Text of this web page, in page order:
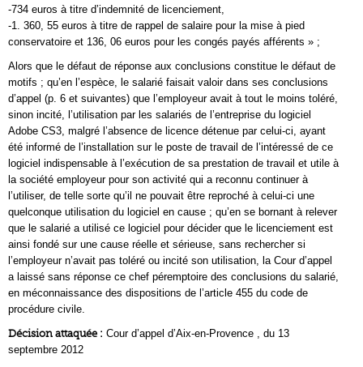
-734 euros à titre d’indemnité de licenciement,
-1. 360, 55 euros à titre de rappel de salaire pour la mise à pied
conservatoire et 136, 06 euros pour les congés payés afférents » ;
Alors que le défaut de réponse aux conclusions constitue le défaut de
motifs ; qu’en l’espèce, le salarié faisait valoir dans ses conclusions
d’appel (p. 6 et suivantes) que l’employeur avait à tout le moins toléré,
sinon incité, l’utilisation par les salariés de l’entreprise du logiciel
Adobe CS3, malgré l’absence de licence détenue par celui-ci, ayant
été informé de l’installation sur le poste de travail de l’intéressé de ce
logiciel indispensable à l’exécution de sa prestation de travail et utile à
la société employeur pour son activité qui a reconnu continuer à
l’utiliser, de telle sorte qu’il ne pouvait être reproché à celui-ci une
quelconque utilisation du logiciel en cause ; qu’en se bornant à relever
que le salarié a utilisé ce logiciel pour décider que le licenciement est
ainsi fondé sur une cause réelle et sérieuse, sans rechercher si
l’employeur n’avait pas toléré ou incité son utilisation, la Cour d’appel
a laissé sans réponse ce chef péremptoire des conclusions du salarié,
en méconnaissance des dispositions de l’article 455 du code de
procédure civile.
Décision attaquée : Cour d’appel d’Aix-en-Provence , du 13
septembre 2012